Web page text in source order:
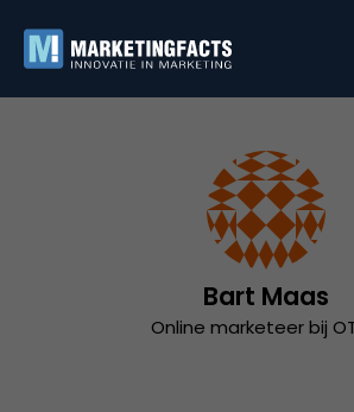
Bart Maas
Online marketeer bij